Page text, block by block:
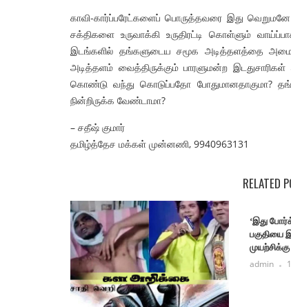
காவி-கார்ப்பரேட்களைப் பொருத்தவரை இது
சக்திகளை உருவாக்கி உருதிரட்டி கொள்ளும்
இடங்களில் தங்களுடைய சமூக அடித்தளத்தை
அடித்தளம் வைத்திருக்கும் பாரளுமன்ற
கொண்டு வந்து கொடுப்பதோ போதுமானதாகுமா?
நின்றிருக்க வேண்டாமா?
– சதீஷ் குமார்
தமிழ்த்தேச மக்கள் முன்னணி, 9940963131
RELATED
‘இது
admin